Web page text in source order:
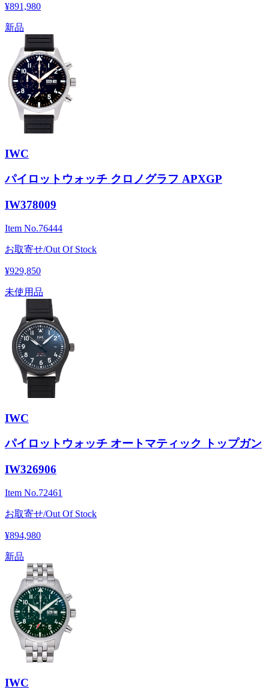
¥891,980
新品
IWC
パイロットウォッチ クロノグラフ APXGP
IW378009
Item No.76444
お取寄せ/Out Of Stock
¥929,850
未使用品
IWC
パイロットウォッチ オートマティック トップガン
IW326906
Item No.72461
お取寄せ/Out Of Stock
¥894,980
新品
IWC